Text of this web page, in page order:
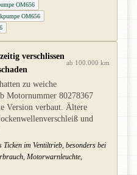
OM656
OM656
verschlissen
ab 100.000 km
zu weiche
Motornummer 80278367
Version verbaut. Ältere
und
Ticken im Ventiltrieb, besonders bei
Motorwarnleuchte,